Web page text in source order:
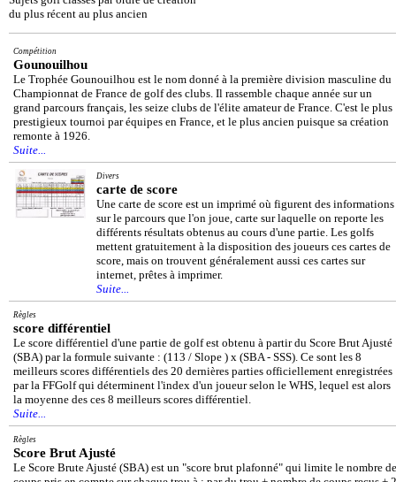
du plus récent au plus ancien
Compétition
Gounouilhou
Le Trophée Gounouilhou est le nom donné à la première division masculine du
Championnat de France de golf des clubs. Il rassemble chaque année sur un
grand parcours français, les seize clubs de l'élite amateur de France. C'est le plus
prestigieux tournoi par équipes en France, et le plus ancien puisque sa création
remonte à 1926.
Suite...
Divers
carte de score
Une carte de score est un imprimé où figurent des informations
sur le parcours que l'on joue, carte sur laquelle on reporte les
différents résultats obtenus au cours d'une partie. Les golfs
mettent gratuitement à la disposition des joueurs ces cartes de
score, mais on trouvent généralement aussi ces cartes sur
internet, prêtes à imprimer.
Suite...
Règles
score différentiel
Le score différentiel d'une partie de golf est obtenu à partir du Score Brut Ajusté
(SBA) par la formule suivante : (113 / Slope ) x (SBA - SSS). Ce sont les 8
meilleurs scores différentiels des 20 dernières parties officiellement enregistrées
par la FFGolf qui déterminent l'index d'un joueur selon le WHS, lequel est alors
la moyenne des ces 8 meilleurs scores différentiel.
Suite...
Règles
Score Brut Ajusté
Le Score Brute Ajusté (SBA) est un "score brut plafonné" qui limite le nombre de